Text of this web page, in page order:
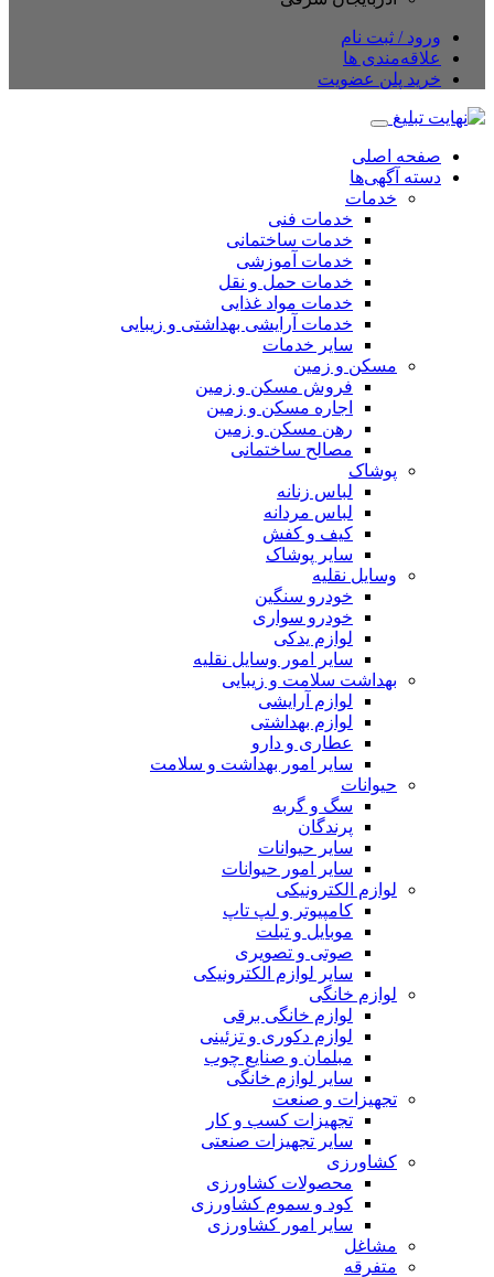
/ ثبت نام
ها
پلن عضویت
اصلی
آگهی‌ها
خدمات
خدمات فنی
خدمات ساختمانی
خدمات آموزشی
خدمات حمل و نقل
خدمات مواد غذایی
خدمات آرایشی بهداشتی و زیبایی
سایر خدمات
مسکن و زمین
فروش مسکن و زمین
اجاره مسکن و زمین
رهن مسکن و زمین
مصالح ساختمانی
پوشاک
لباس زنانه
لباس مردانه
کیف و کفش
سایر پوشاک
وسایل نقلیه
خودرو سنگین
خودرو سواری
لوازم یدکی
سایر امور وسایل نقلیه
بهداشت سلامت و زیبایی
لوازم آرایشی
لوازم بهداشتی
عطاری و دارو
سایر امور بهداشت و سلامت
حیوانات
سگ و گربه
پرندگان
سایر حیوانات
سایر امور حیوانات
لوازم الکترونیکی
کامپیوتر و لپ تاپ
موبایل و تبلت
صوتی و تصویری
سایر لوازم الکترونیکی
لوازم خانگی
لوازم خانگی برقی
لوازم دکوری و تزئینی
مبلمان و صنایع چوب
سایر لوازم خانگی
تجهیزات و صنعت
تجهیزات کسب و کار
سایر تجهیزات صنعتی
کشاورزی
محصولات کشاورزی
کود و سموم کشاورزی
سایر امور کشاورزی
مشاغل
متفرقه